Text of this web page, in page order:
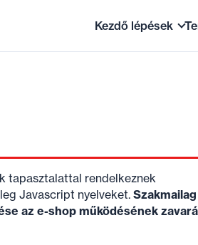
Kezdő lépések
GYIK
Áttérés a
tapasztalattal rendelkeznek
Javascript nyelveket. Szakmailag
az e-shop működésének